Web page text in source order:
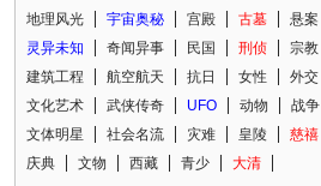
地理风光
宇宙奥秘 宫殿 古墓
悬案
灵异未知
奇闻异事 民国 刑侦
宗教
建筑工程
航空航天 抗日 女性
外交
文化艺术
武侠传奇 UFO 动物
战争
文体明星
社会名流 灾难 皇陵 慈禧
庆典
文物 西藏 青少 大清